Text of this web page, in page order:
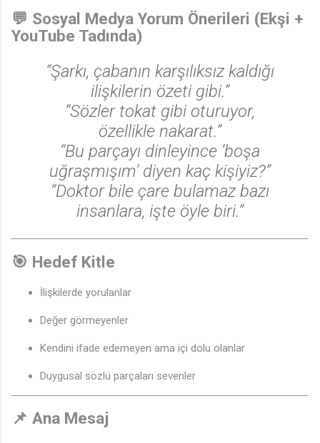
💬 Sosyal Medya Yorum Önerileri (Ekşi +
YouTube Tadında)
“Şarkı, çabanın karşılıksız kaldığı
ilişkilerin özeti gibi.”
“Sözler tokat gibi oturuyor,
özellikle nakarat.”
“Bu parçayı dinleyince ‘boşa
uğraşmışım’ diyen kaç kişiyiz?”
“Doktor bile çare bulamaz bazı
insanlara, işte öyle biri.”
🎯 Hedef Kitle
İlişkilerde yorulanlar
Değer görmeyenler
Kendini ifade edemeyen ama içi dolu olanlar
Duygusal sözlü parçaları sevenler
📌 Ana Mesaj